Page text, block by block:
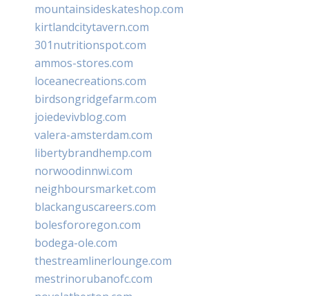
mountainsideskateshop.com
kirtlandcitytavern.com
301nutritionspot.com
ammos-stores.com
loceanecreations.com
birdsongridgefarm.com
joiedevivblog.com
valera-amsterdam.com
libertybrandhemp.com
norwoodinnwi.com
neighboursmarket.com
blackanguscareers.com
bolesfororegon.com
bodega-ole.com
thestreamlinerlounge.com
mestrinorubanofc.com